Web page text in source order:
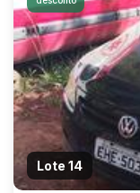
Lote 14